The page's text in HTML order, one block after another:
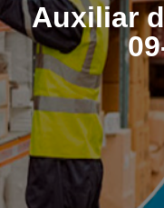
Auxiliar